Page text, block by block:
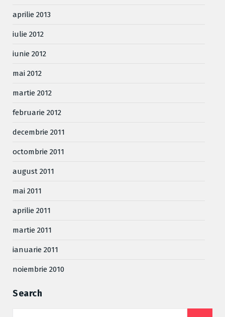
aprilie 2013
iulie 2012
iunie 2012
mai 2012
martie 2012
februarie 2012
decembrie 2011
octombrie 2011
august 2011
mai 2011
aprilie 2011
martie 2011
ianuarie 2011
noiembrie 2010
Search